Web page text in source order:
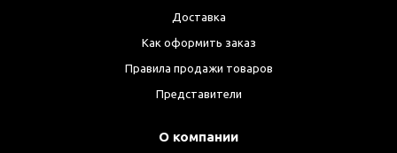
Доставка
Как оформить заказ
Правила продажи товаров
Представители
О компании